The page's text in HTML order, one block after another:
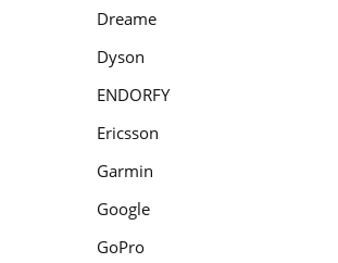
Dreame
Dyson
ENDORFY
Ericsson
Garmin
Google
GoPro